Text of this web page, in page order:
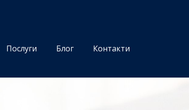
Послуги Блог Контакти